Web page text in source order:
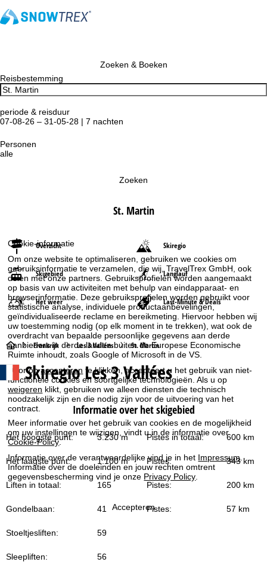
Cookie-informatie
Om onze website te optimaliseren, gebruiken we cookies om
gebruiksinformatie te verzamelen, die wij, TravelTrex GmbH, ook
delen met onze partners. Gebruiksprofielen worden aangemaakt
op basis van uw activiteiten met behulp van eindapparaat- en
browserinformatie. Deze gebruiksprofielen worden gebruikt voor
statistische analyse, individuele productaanbevelingen,
geïndividualiseerde reclame en bereikmeting. Hiervoor hebben wij
uw toestemming nodig (op elk moment in te trekken), wat ook de
overdracht van bepaalde persoonlijke gegevens aan derde
aanbieders in derde landen buiten de Europese Economische
Ruimte inhoudt, zoals Google of Microsoft in de VS.
Door opaccepteren te klikken, accepteert u het gebruik van niet-
functionele cookies en soortgelijke technologieën. Als u op
weigeren klikt, gebruiken we alleen diensten die technisch
noodzakelijk zijn en die nodig zijn voor de uitvoering van het
contract.
Meer informatie over het gebruik van cookies en de mogelijkheid
om uw instellingen te wijzigen, vindt u in de informatie over
Cookie-Policy.
Informatie over de verantwoordelijke vind je in het Impressum.
Informatie over de doeleinden en jouw rechten omtrent
gegevensbescherming vind je onze Privacy Policy.
Accepteren
Zoeken & Boeken
Reisbestemming
periode & reisduur
07-08-26 – 31-05-28 | 7 nachten
Personen
alle
Zoeken
St. Martin
Overzicht Skiregio
Skigebied Langlauf
Het weer Last-Minute & Deals
S
t
a
t
p
Frankrijk Les 3 Vallées St. Martin
Skiregio Les 3 Vallées
Informatie over het skigebied
Het hoogste punt: 3.230 m Pistes in totaal: 600 km
Het laagste punt: 1.100 m Pistes: 343 km
Liften in totaal: 165 Pistes: 200 km
Gondelbaan: 41 Pistes: 57 km
Stoeltjesliften: 59
Sleepliften: 56